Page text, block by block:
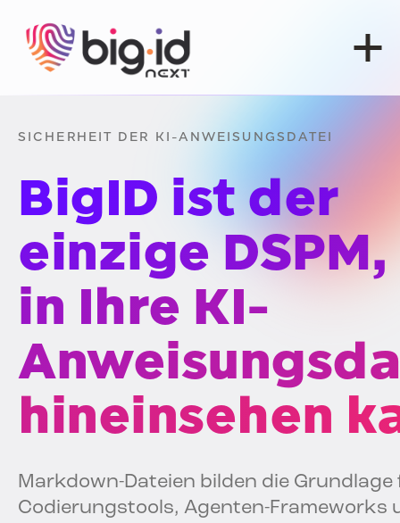
SICHERHEIT DER KI-ANWEISUNGSDATEI
BigID ist der
einzige
in Ihre KI-
hineinsehen
Markdown-Dateien bilden die Grundlage
Codierungstools, Agenten-Frameworks